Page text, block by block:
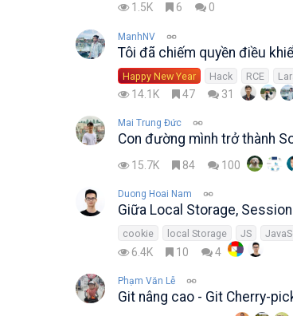
1.5K 6 0
ManhNV
Tôi đã chiếm quyền điều
Happy New Year Hack RCE
14.1K 47 31
Mai Trung Đức
Con đường mình trở thành
15.7K 84 100
Duong Hoai Nam
Giữa Local Storage,
cookie local Storage JS
6.4K 10 4
Phạm Văn Lễ
Git nâng cao - Git Cherry-